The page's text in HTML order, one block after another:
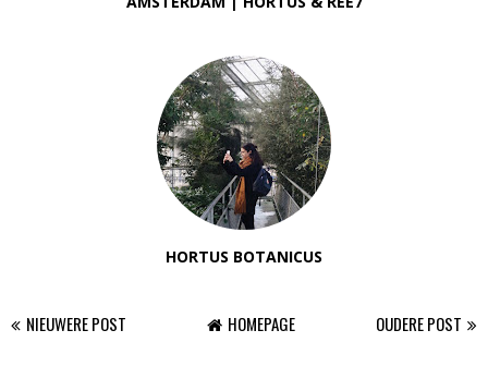
HORTUS BOTANICUS
NIEUWERE POST OUDERE POST
HOMEPAGE